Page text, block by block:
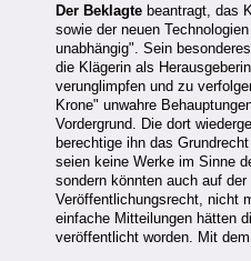
Der Beklagte beantragt, das
sowie der neuen
unabhängig". Sein
die Klägerin als
verunglimpfen und zu
Krone" unwahre
Vordergrund. Die dort
berechtige ihn das
seien keine Werke im Sinne
sondern könnten auch auf
Veröffentlichungsrecht, nicht
einfache Mitteilungen hätten
veröffentlicht worden. Mit